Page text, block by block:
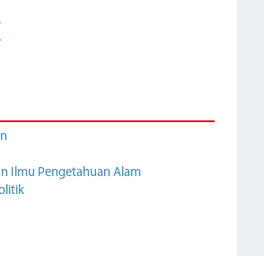
Ilmu Pengetahuan Alam